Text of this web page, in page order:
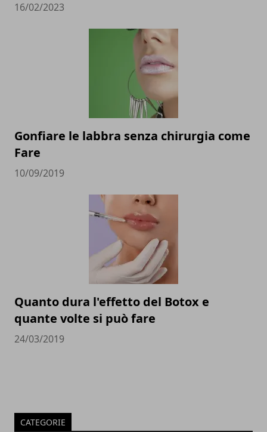
16/02/2023
Gonfiare le labbra senza chirurgia come
Fare
10/09/2019
Quanto dura l'effetto del Botox e
quante volte si può fare
24/03/2019
CATEGORIE